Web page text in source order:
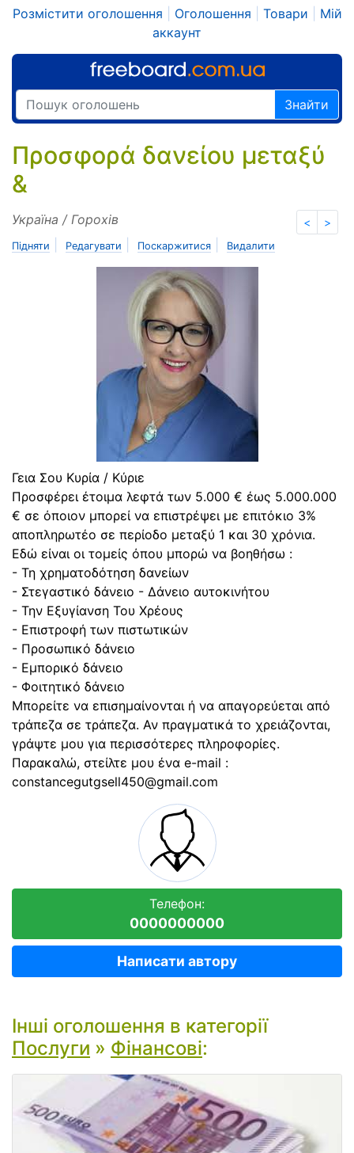
Розмістити оголошення Оголошення Товари
Мій
аккаунт
Знайти
Προσφορά δανείου μεταξύ
&
< >
Україна / Горохів
Підняти Редагувати Поскаржитися Видалити
Γεια Σου Κυρία / Κύριε
Προσφέρει έτοιμα λεφτά των 5.000 € έως 5.000.000
€ σε όποιον μπορεί να επιστρέψει με επιτόκιο 3%
αποπληρωτέο σε περίοδο μεταξύ 1 και 30 χρόνια.
Εδώ είναι οι τομείς όπου μπορώ να βοηθήσω :
- Τη χρηματοδότηση δανείων
- Στεγαστικό δάνειο - Δάνειο αυτοκινήτου
- Την Εξυγίανση Του Χρέους
- Επιστροφή των πιστωτικών
- Προσωπικό δάνειο
- Εμπορικό δάνειο
- Φοιτητικό δάνειο
Μπορείτε να επισημαίνονται ή να απαγορεύεται από
τράπεζα σε τράπεζα. Αν πραγματικά το χρειάζονται,
γράψτε μου για περισσότερες πληροφορίες.
Παρακαλώ, στείλτε μου ένα e-mail :
constancegutgsell450@gmail.com
Телефон:
0000000000
Написати автору
Інші оголошення в категорії
Послуги » Фінансові: